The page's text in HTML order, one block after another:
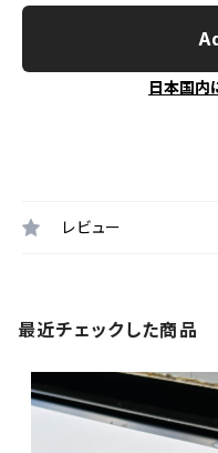
日本国内
レビュー
最近チェックした商品